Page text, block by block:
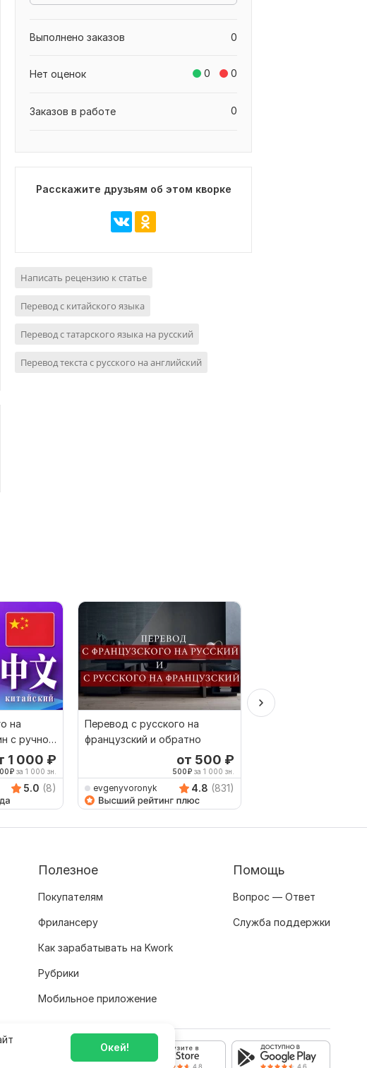
0
Выполнено заказов
0 0
Нет оценок
0
Заказов в работе
Расскажите друзьям об этом кворке
Написать рецензию к статье
Перевод с китайского языка
Перевод с татарского языка на русский
Перевод текста с русского на английский
на
с ручной
1 000 ₽
₽ за 1 000 зн.
5.0 (8)
Перевод с русского на
французский и обратно
от 500 ₽
500₽ за 1 000 зн.
evgenyvoronyk 4.8 (831)
Окей!
Полезное
Покупателям
Фрилансеру
Как зарабатывать на Kwork
Рубрики
Мобильное приложение
Помощь
Вопрос — Ответ
Служба поддержки